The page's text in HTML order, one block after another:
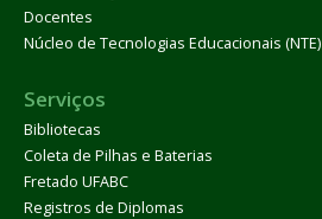
Docentes
Núcleo de Tecnologias Educacionais (NTE)
Serviços
Bibliotecas
Coleta de Pilhas e Baterias
Fretado UFABC
Registros de Diplomas